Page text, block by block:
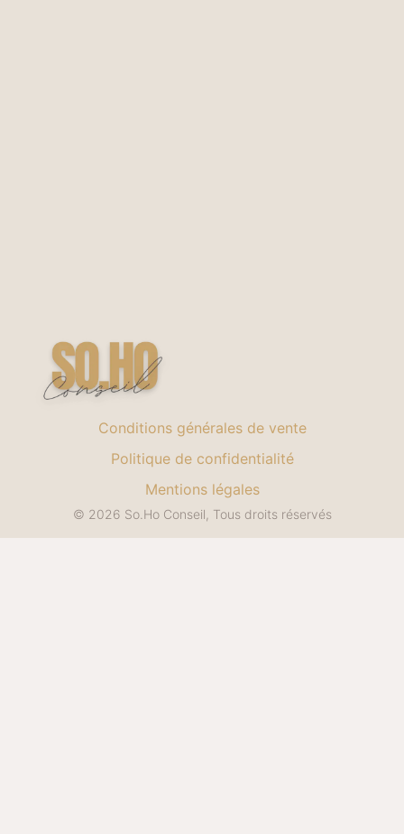
Conditions générales de vente
Politique de confidentialité
Mentions légales
© 2026 So.Ho Conseil, Tous droits réservés